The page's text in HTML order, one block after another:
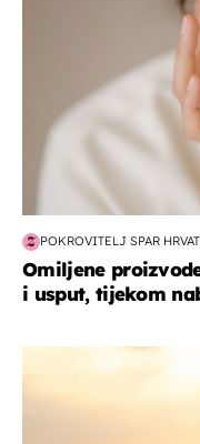
POKROVITELJ SPAR
Omiljene
i usput, tijekom